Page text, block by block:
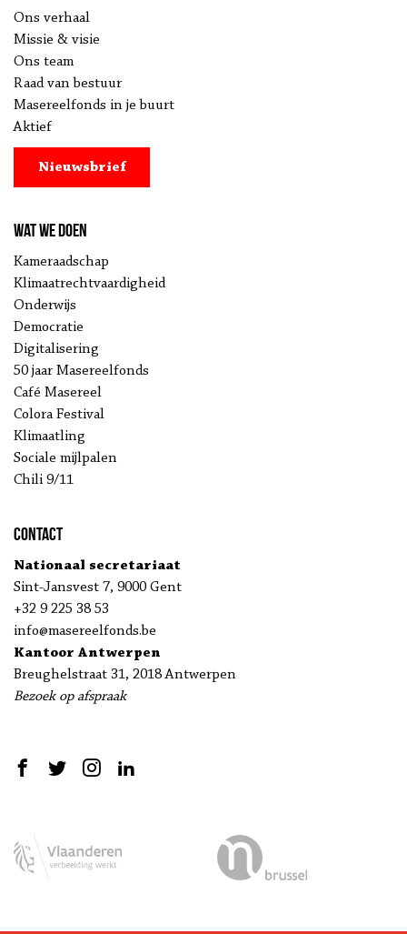
Ons verhaal
Missie & visie
Ons team
Raad van bestuur
Masereelfonds in je buurt
Aktief
Nieuwsbrief
Wat we doen
Kameraadschap
Klimaatrechtvaardigheid
Onderwijs
Democratie
Digitalisering
50 jaar Masereelfonds
Café Masereel
Colora Festival
Klimaatling
Sociale mijlpalen
Chili 9/11
Contact
Nationaal secretariaat
Sint-Jansvest 7, 9000 Gent
+32 9 225 38 53
info@masereelfonds.be
Kantoor Antwerpen
Breughelstraat 31, 2018 Antwerpen
Bezoek op afspraak